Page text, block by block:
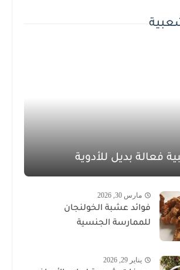
فعالة بديل للأدوية
مارس 30, 2026
فوائد عشبة الخولنجان
للممارسة الجنسية
يناير 29, 2026